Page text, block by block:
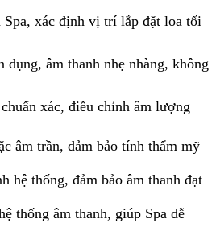
Spa, xác định vị trí lắp đặt loa tối
âm thanh nhẹ nhàng, không
chuẩn xác, điều chỉnh âm lượng
âm trần, đảm bảo tính thẩm mỹ
hệ thống, đảm bảo âm thanh đạt
thống âm thanh, giúp Spa dễ